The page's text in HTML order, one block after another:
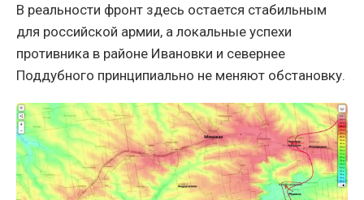
В реальности фронт здесь остается стабильным
для российской армии, а локальные успехи
противника в районе Ивановки и севернее
Поддубного принципиально не меняют обстановку.